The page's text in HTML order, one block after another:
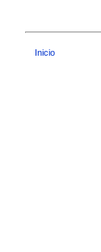
Inicio